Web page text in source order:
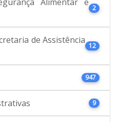
2
de Assistência
12
947
9